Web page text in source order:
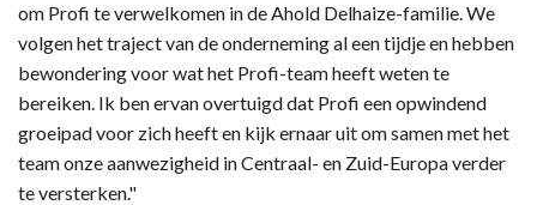
om Profi te verwelkomen in de Ahold Delhaize-familie. We
volgen het traject van de onderneming al een tijdje en hebben
bewondering voor wat het Profi-team heeft weten te
bereiken. Ik ben ervan overtuigd dat Profi een opwindend
groeipad voor zich heeft en kijk ernaar uit om samen met het
team onze aanwezigheid in Centraal- en Zuid-Europa verder
te versterken."